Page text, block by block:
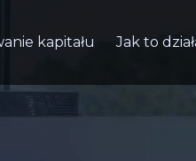
kapitału Jak to